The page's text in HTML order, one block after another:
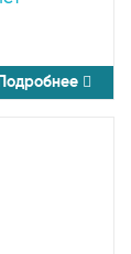
Подробнее